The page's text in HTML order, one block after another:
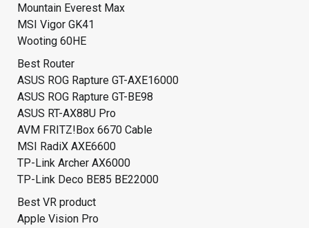
Mountain Everest Max
MSI Vigor GK41
Wooting 60HE
Best Router
ASUS ROG Rapture GT-AXE16000
ASUS ROG Rapture GT-BE98
ASUS RT-AX88U Pro
AVM FRITZ!Box 6670 Cable
MSI RadiX AXE6600
TP-Link Archer AX6000
TP-Link Deco BE85 BE22000
Best VR product
Apple Vision Pro